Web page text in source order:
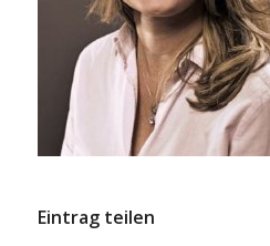
Eintrag teilen